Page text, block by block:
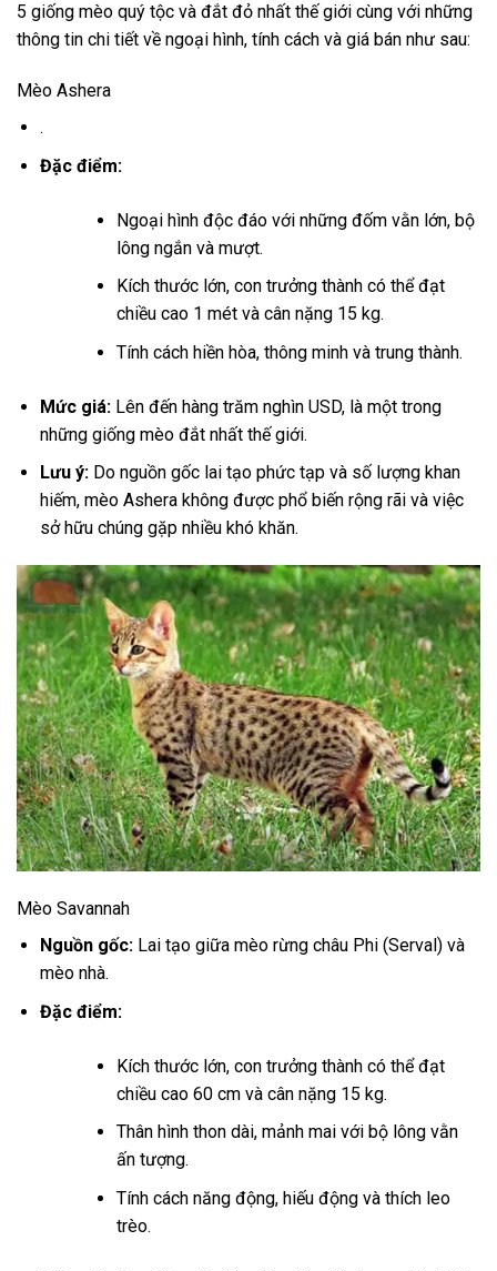
5 giống mèo quý tộc và đắt đỏ nhất thế giới cùng với những
thông tin chi tiết về ngoại hình, tính cách và giá bán như sau:
Mèo Ashera
.
Đặc điểm:
Ngoại hình độc đáo với những đốm vằn lớn, bộ
lông ngắn và mượt.
Kích thước lớn, con trưởng thành có thể đạt
chiều cao 1 mét và cân nặng 15 kg.
Tính cách hiền hòa, thông minh và trung thành.
Mức giá:Lên đến hàng trăm nghìn USD, là một trong
những giống mèo đắt nhất thế giới.
Lưu ý:Do nguồn gốc lai tạo phức tạp và số lượng khan
hiếm, mèo Ashera không được phổ biến rộng rãi và việc
sở hữu chúng gặp nhiều khó khăn.
Mèo Savannah
Nguồn gốc:Lai tạo giữa mèo rừng châu Phi (Serval) và
mèo nhà.
Đặc điểm:
Kích thước lớn, con trưởng thành có thể đạt
chiều cao 60 cm và cân nặng 15 kg.
Thân hình thon dài, mảnh mai với bộ lông vằn
ấn tượng.
Tính cách năng động, hiếu động và thích leo
trèo.